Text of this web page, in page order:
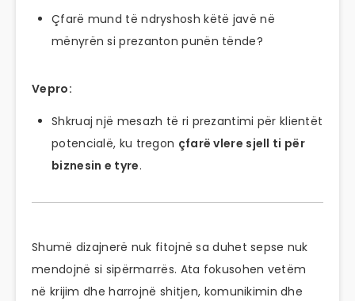
Çfarë mund të ndryshosh këtë javë në
mënyrën si prezanton punën tënde?
Vepro:
Shkruaj një mesazh të ri prezantimi për klientët
potencialë, ku tregon çfarë vlere sjell ti për
biznesin e tyre.
Shumë dizajnerë nuk fitojnë sa duhet sepse nuk
mendojnë si sipërmarrës. Ata fokusohen vetëm
në krijim dhe harrojnë shitjen, komunikimin dhe